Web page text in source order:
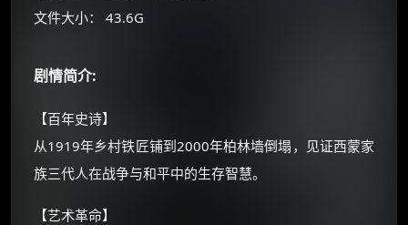
文件大小： 43.6G
剧情简介:
【百年史诗】
从1919年乡村铁匠铺到2000年柏林墙倒塌，见证西蒙家
族三代人在战争与和平中的生存智慧。
【艺术革命】
⚡ 前往【大淘客】领红包